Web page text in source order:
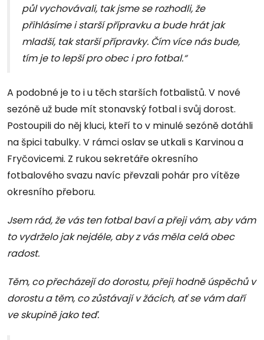
půl vychovávali, tak jsme se rozhodli, že
přihlásíme i starší přípravku a bude hrát jak
mladší, tak starší přípravky. Čím více nás bude,
tím je to lepší pro obec i pro fotbal.“
A podobné je to i u těch starších fotbalistů. V nové
sezóně už bude mít stonavský fotbal i svůj dorost.
Postoupili do něj kluci, kteří to v minulé sezóně dotáhli
na špici tabulky. V rámci oslav se utkali s Karvinou a
Fryčovicemi. Z rukou sekretáře okresního
fotbalového svazu navíc převzali pohár pro vítěze
okresního přeboru.
Jsem rád, že vás ten fotbal baví a přeji vám, aby vám
to vydrželo jak nejdéle, aby z vás měla celá obec
radost.
Těm, co přecházejí do dorostu, přeji hodně úspěchů v
dorostu a těm, co zůstávají v žácích, ať se vám daří
ve skupině jako teď.